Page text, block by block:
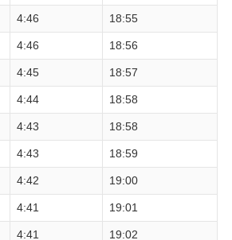
4:46 18:55
4:46 18:56
4:45 18:57
4:44 18:58
4:43 18:58
4:43 18:59
4:42 19:00
4:41 19:01
4:41 19:02